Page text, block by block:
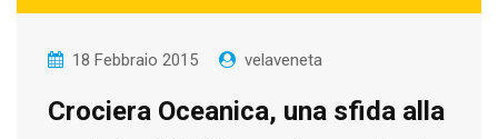
18 Febbraio 2015 velaveneta
Crociera Oceanica, una sfida alla